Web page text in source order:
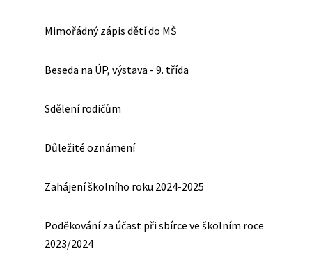
Mimořádný zápis dětí do MŠ
Beseda na ÚP, výstava - 9. třída
Sdělení rodičům
Důležité oznámení
Zahájení školního roku 2024-2025
Poděkování za účast při sbírce ve školním roce
2023/2024